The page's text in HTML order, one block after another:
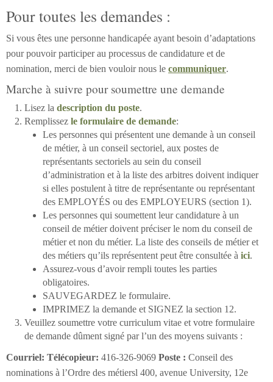
Pour toutes les demandes :
Si vous êtes une personne handicapée ayant besoin d’adaptations
pour pouvoir participer au processus de candidature et de
nomination, merci de bien vouloir nous le communiquer.
Marche à suivre pour soumettre une demande
Lisez la description du poste.
Remplissez le formulaire de demande:
Les personnes qui présentent une demande à un conseil
de métier, à un conseil sectoriel, aux postes de
représentants sectoriels au sein du conseil
d’administration et à la liste des arbitres doivent indiquer
si elles postulent à titre de représentante ou représentant
des EMPLOYÉS ou des EMPLOYEURS (section 1).
Les personnes qui soumettent leur candidature à un
conseil de métier doivent préciser le nom du conseil de
métier et non du métier. La liste des conseils de métier et
des métiers qu’ils représentent peut être consultée à ici.
Assurez-vous d’avoir rempli toutes les parties
obligatoires.
SAUVEGARDEZ le formulaire.
IMPRIMEZ la demande et SIGNEZ la section 12.
Veuillez soumettre votre curriculum vitae et votre formulaire
de demande dûment signé par l’un des moyens suivants :
Courriel: Télécopieur: 416-326-9069 Poste : Conseil des
nominations à l’Ordre des métiersl 400, avenue University, 12e